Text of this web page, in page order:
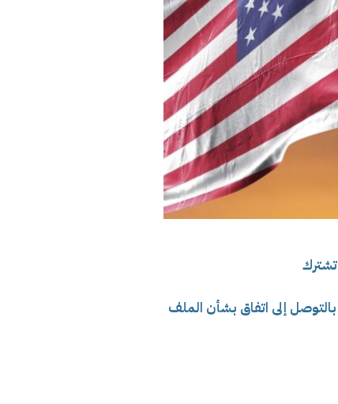
بالتوصل إلى اتفاق بشأن الملف